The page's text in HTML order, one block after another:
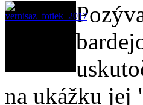
na ukážku jej